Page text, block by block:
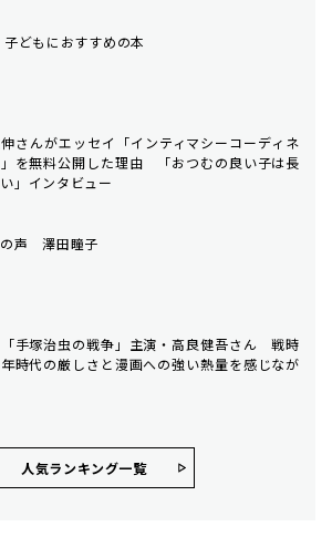
子どもにおすすめの本
さんがエッセイ「インティマシーコーディネ
を無料公開した理由 「おつむの良い子は長
」インタビュー
声 澤田瞳子
「手塚治虫の戦争」主演・高良健吾さん 戦時
時代の厳しさと漫画への強い熱量を感じなが
人気ランキング⼀覧